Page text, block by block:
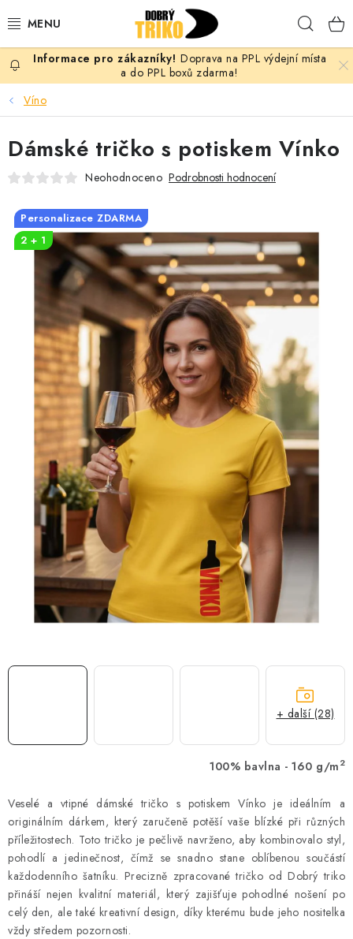
na
PRO ŽENY
PRO MUŽE
PRO DĚTI
PRO PÁRY
VLASTNÍ MOTIV
TRIČKA
MIKINY
OKAMŽITĚ K ODBĚRU
B2B
MÁM SRDCE POMÁHÁM
VÁNOCE
PROVIZNÍ SYSTÉM
O nás Časté otázky
Doprava a platba
Obchodní podmínky
Doprava na PPL výdejní místa
a do PPL boxů zdarma!
Víno
100% bavlna - 160 g/m 2
Veselé a vtipné dámské tričko s potiskem Vínko je ideálním a
originálním dárkem, který zaručeně potěší vaše blízké při různých
příležitostech. Toto tričko je pečlivě navrženo, aby kombinovalo styl,
pohodlí a jedinečnost, čímž se snadno stane oblíbenou součástí
každodenního šatníku. Precizně zpracované tričko od Dobrý triko
přináší nejen kvalitní materiál, který zajišťuje pohodlné nošení po
celý den, ale také kreativní design, díky kterému bude jeho nositelka
vždy středem pozornosti.
Dámské tričko s potiskem Vínko
Neohodnoceno Podrobnosti hodnocení
Personalizace ZDARMA
2 + 1
+ další (28)